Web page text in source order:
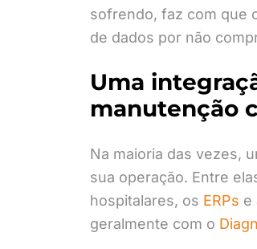
sofrendo, faz com que
de dados por não
Uma
manutenção
Na maioria das vezes,
sua operação. Entre
hospitalares, os ERPs e
geralmente com o